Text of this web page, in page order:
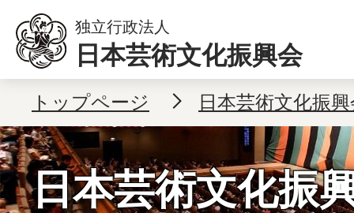
本文へ移動
独立行政法人
日本芸術文化振興会
トップページ 日本芸術文化振
日本芸術文化振